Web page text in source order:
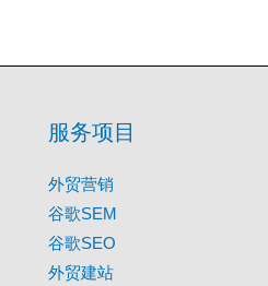
服务项目
外贸营销
谷歌SEM
谷歌SEO
外贸建站